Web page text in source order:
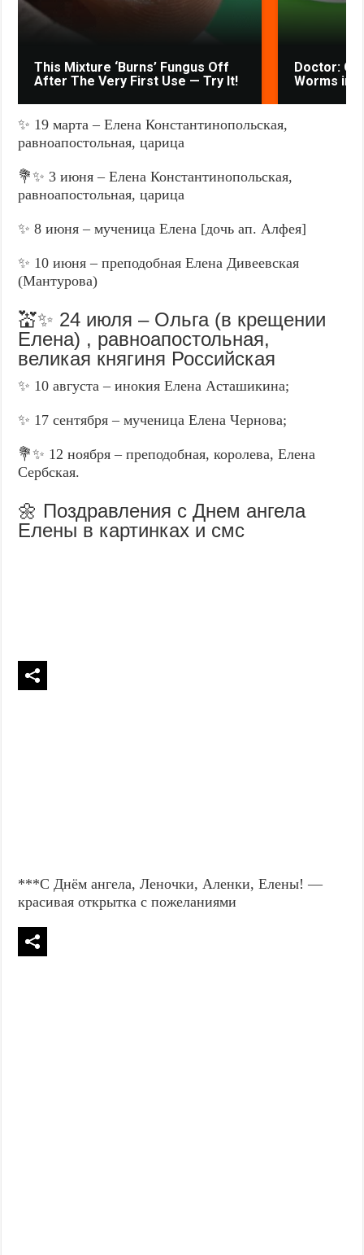
This Mixture ‘Burns’ Fungus Off
After The Very First Use — Try It!
Doctor:
Worms in
✨ 19 марта – Елена Константинопольская,
равноапостольная, царица
💐✨ 3 июня – Елена Константинопольская,
равноапостольная, царица
✨ 8 июня – мученица Елена [дочь ап. Алфея]
✨ 10 июня – преподобная Елена Дивеевская
(Мантурова)
💒✨ 24 июля – Ольга (в крещении
Елена) , равноапостольная,
великая княгиня Российская
✨ 10 августа – инокия Елена Асташикина;
✨ 17 сентября – мученица Елена Чернова;
💐✨ 12 ноября – преподобная, королева, Елена
Сербская.
🌼 Поздравления с Днем ангела
Елены в картинках и смс
***С Днём ангела, Леночки, Аленки, Елены! —
красивая открытка с пожеланиями